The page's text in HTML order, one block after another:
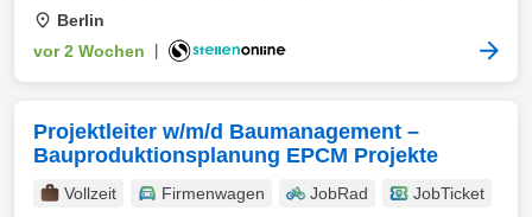
Berlin
vor 2 Wochen
Projektleiter w/m/d Baumanagement –
Bauproduktionsplanung EPCM Projekte
Vollzeit Firmenwagen JobRad
JobTicket